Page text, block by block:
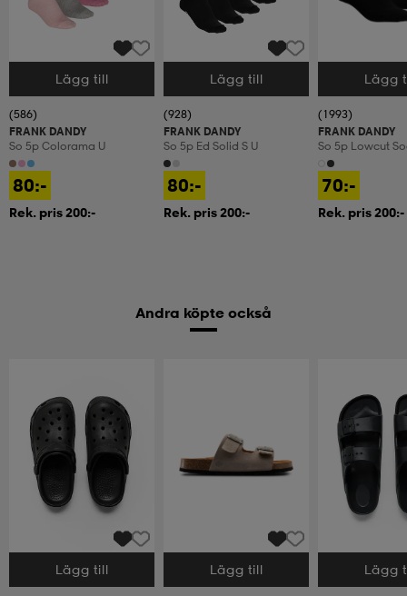
Välj storlek
Lägg till
(586)
FRANK DANDY
So 5p Colorama U
80:-
Rek. pris 200:-
Välj storlek
Lägg till
(928)
FRANK DANDY
So 5p Ed Solid S U
80:-
Rek. pris 200:-
Välj storlek
Lägg
(1993)
FRANK DANDY
So 5p Lowcut
70:-
Rek. pris 200:-
Andra köpte också
Välj storlek
Lägg till Välj storlek
Lägg till Välj storlek
Lägg